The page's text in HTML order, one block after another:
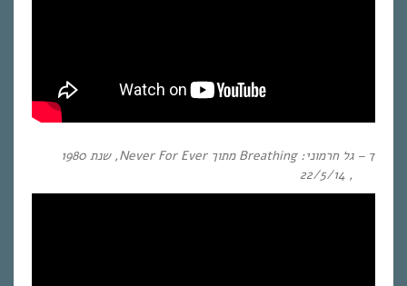
7 – גל חרמוני:Breathing מתוך Never For Ever, שנת
, 22/5/14